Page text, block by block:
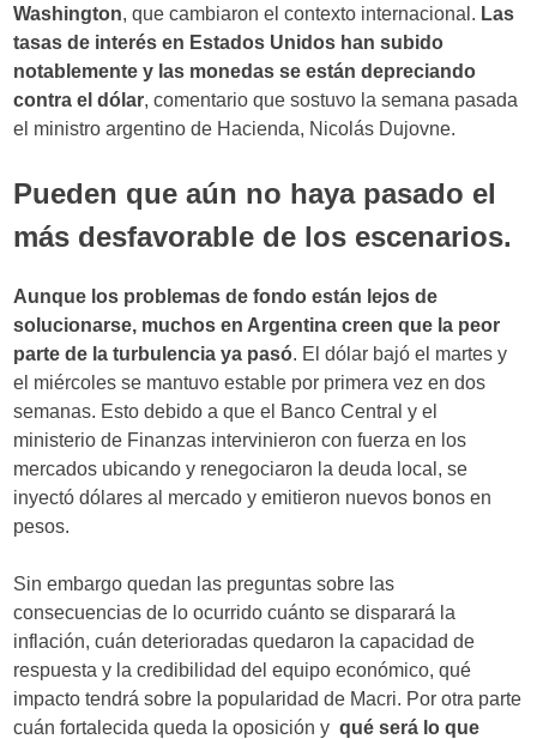
Washington, que cambiaron el contexto internacional. Las
tasas de interés en Estados Unidos han subido
notablemente y las monedas se están depreciando
contra el dólar, comentario que sostuvo la semana pasada
el ministro argentino de Hacienda, Nicolás Dujovne.
Pueden que aún no haya pasado el
más desfavorable de los escenarios.
Aunque los problemas de fondo están lejos de
solucionarse, muchos en Argentina creen que la peor
parte de la turbulencia ya pasó. El dólar bajó el martes y
el miércoles se mantuvo estable por primera vez en dos
semanas. Esto debido a que el Banco Central y el
ministerio de Finanzas intervinieron con fuerza en los
mercados ubicando y renegociaron la deuda local, se
inyectó dólares al mercado y emitieron nuevos bonos en
pesos.
Sin embargo quedan las preguntas sobre las
consecuencias de lo ocurrido cuánto se disparará la
inflación, cuán deterioradas quedaron la capacidad de
respuesta y la credibilidad del equipo económico, qué
impacto tendrá sobre la popularidad de Macri. Por otra parte
cuán fortalecida queda la oposición yqué será lo que